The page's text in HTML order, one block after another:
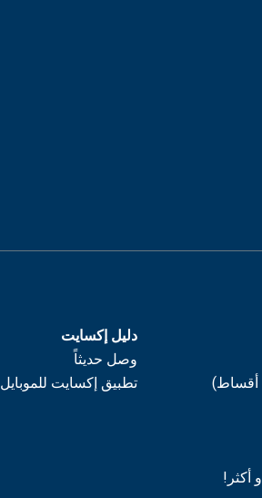
أقساط)
دليل إكسايت
وصل حديثاً
تطبيق إكسايت للموبايل